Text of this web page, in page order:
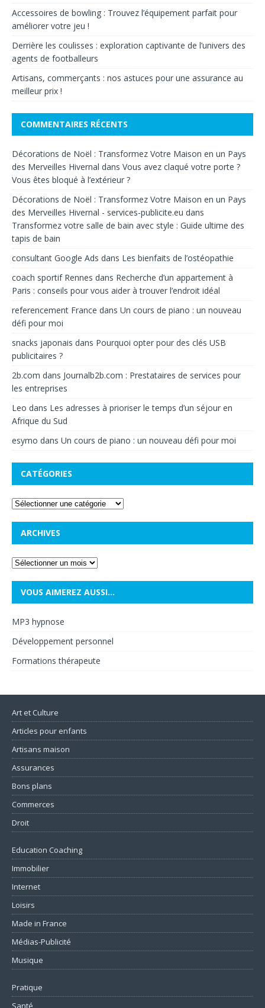
Accessoires de bowling : Trouvez l’équipement parfait pour
améliorer votre jeu !
Derrière les coulisses : exploration captivante de l’univers des
agents de footballeurs
Artisans, commerçants : nos astuces pour une assurance au
meilleur prix !
COMMENTAIRES RÉCENTS
Décorations de Noël : Transformez Votre Maison en un Pays
des Merveilles Hivernal dans Vous avez claqué votre porte ?
Vous êtes bloqué à l’extérieur ?
Décorations de Noël : Transformez Votre Maison en un Pays
des Merveilles Hivernal - services-publicite.eu dans
Transformez votre salle de bain avec style : Guide ultime des
tapis de bain
consultant Google Ads dans Les bienfaits de l’ostéopathie
coach sportif Rennes dans Recherche d’un appartement à
Paris : conseils pour vous aider à trouver l’endroit idéal
referencement France dans Un cours de piano : un nouveau
défi pour moi
snacks japonais dans Pourquoi opter pour des clés USB
publicitaires ?
2b.com dans Journalb2b.com : Prestataires de services pour
les entreprises
Leo dans Les adresses à prioriser le temps d’un séjour en
Afrique du Sud
esymo dans Un cours de piano : un nouveau défi pour moi
CATÉGORIES
ARCHIVES
VOUS AIMEREZ AUSSI…
MP3 hypnose
Développement personnel
Formations thérapeute
Art et Culture
Articles pour enfants
Artisans maison
Assurances
Bons plans
Commerces
Droit
Education Coaching
Immobilier
Internet
Loisirs
Made in France
Médias-Publicité
Musique
Pratique
Santé